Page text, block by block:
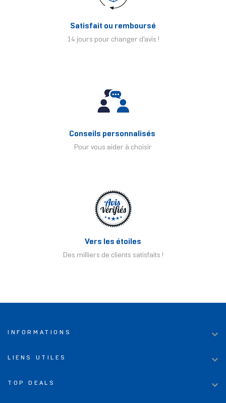
Satisfait ou remboursé
14 jours pour changer d'avis !
Conseils personnalisés
Pour vous aider à choisir
Vers les étoiles
Des milliers de clients satisfaits !
INFORMATIONS 
LIENS UTILES 
TOP DEALS 